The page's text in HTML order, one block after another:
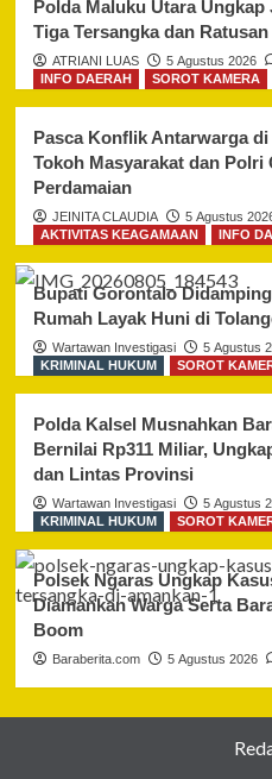
Polda Maluku Utara
Tiga Tersangka dan
ATRIANI LUAS 5 Agustus 2026
INFO DAERAH
SOROT KAMERA
Pasca Konflik Antarwarga
Tokoh Masyarakat dan Polri
Perdamaian
JEINITA CLAUDIA 5 Agustus
AKTIVITAS KEAGAMAAN
INFO
Bupati Gorontalo
Rumah Layak Huni di
Wartawan Investigasi 5 Agustus
KRIMINAL HUKUM
SOROT
Polda Kalsel Musnahkan
Bernilai Rp311 Miliar,
dan Lintas Provinsi
Wartawan Investigasi 5 Agustus
KRIMINAL HUKUM
SOROT
Polsek Ngaras Ungkap
Diamankan Warga Serta
Boom
Baraberita.com 5 Agustus 2026